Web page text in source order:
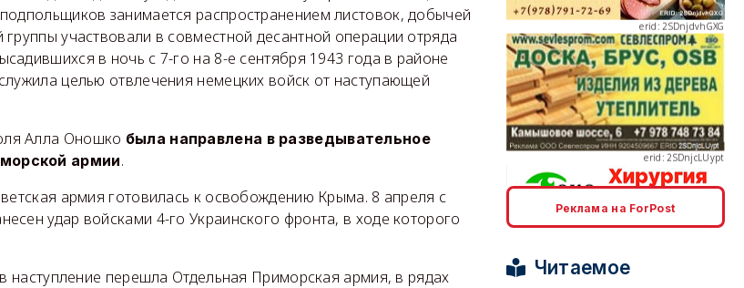
занимается распространением листовок, добычей
участвовали в совместной десантной операции отряда
в ночь с 7-го на 8-е сентября 1943 года в районе
целью отвлечения немецких войск от наступающей
Алла Оношко была направлена в разведывательное
армии.
армия готовилась к освобождению Крыма. 8 апреля с
удар войсками 4-го Украинского фронта, в ходе которого
в наступление перешла Отдельная Приморская армия, в рядах
erid: 2SDnjcLUypt
erid: 2SDnjcrDNw6
Реклама на ForPost
Читаемое